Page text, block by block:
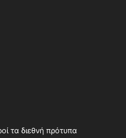
τα διεθνή πρότυπα